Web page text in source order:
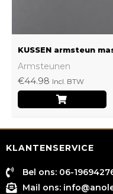
KUSSEN armsteun
Armsteunen
€44.98 Incl. BTW
KLANTENSERVICE
Bel ons: 06-
Mail ons: